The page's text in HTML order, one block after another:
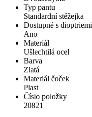
Typ pantu
Standardní stěžejka
Dostupné s dioptriemi
Ano
Materiál
Ušlechtilá ocel
Barva
Zlatá
Materiál čoček
Plast
Číslo položky
20821